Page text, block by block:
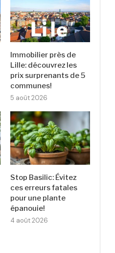
Immobilier près de
Lille: découvrez les
prix surprenants de 5
communes!
5 août 2026
Stop Basilic: Évitez
ces erreurs fatales
pour une plante
épanouie!
4 août 2026